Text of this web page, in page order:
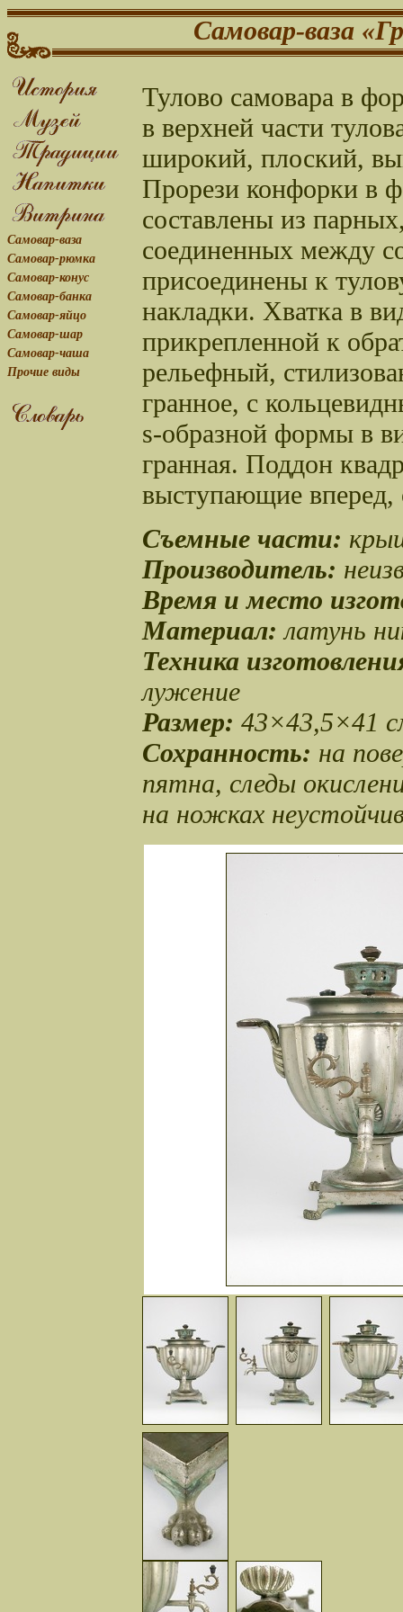
Самовар-ваза
Самовар-ваза
Самовар-рюмка
Самовар-конус
Самовар-банка
Самовар-яйцо
Самовар-шар
Самовар-чаша
Прочие виды
Тулово самовара в
в верхней части
широкий, плоский,
Прорези конфорки в
составлены из
соединенных между
присоединены к
накладки. Хватка в
прикрепленной к
рельефный,
гранное, с
s-образной формы в
гранная. Поддон
выступающие вперед,
Съемные части:
Производитель:
Время и место
Материал: латунь
Техника
лужение
Размер: 43×43,5×41
Сохранность: на
пятна, следы
на ножках